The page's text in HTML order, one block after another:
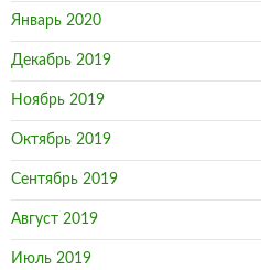
Январь 2020
Декабрь 2019
Ноябрь 2019
Октябрь 2019
Сентябрь 2019
Август 2019
Июль 2019